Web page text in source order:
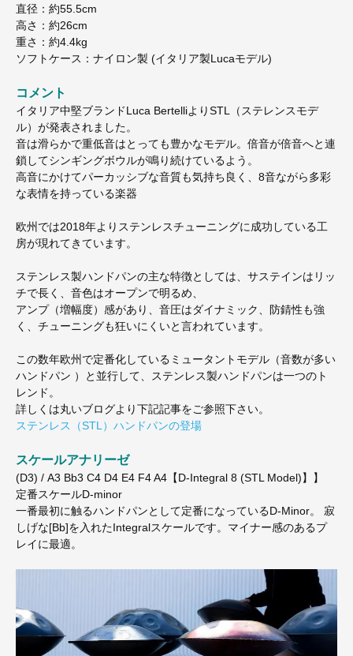
直径：約55.5cm
高さ：約26cm
重さ：約4.4kg
ソフトケース：ナイロン製 (イタリア製Lucaモデル)
コメント
イタリア中堅ブランドLuca BertelliよりSTL（ステレンスモデ
ル）が発表されました。
音は滑らかで重低音はとっても豊かなモデル。倍音が倍音へと連
鎖してシンギングボウルが鳴り続けているよう。
高音にかけてパーカッシブな音質も気持ち良く、8音ながら多彩
な表情を持っている楽器
欧州では2018年よりステンレスチューニングに成功している工
房が現れてきています。
ステンレス製ハンドパンの主な特徴としては、サステインはリッ
チで長く、音色はオープンで明るめ、
アンプ（増幅度）感があり、音圧はダイナミック、防錆性も強
く、チューニングも狂いにくいと言われています。
この数年欧州で定番化しているミュータントモデル（音数が多い
ハンドパン ）と並行して、ステンレス製ハンドパンは一つのト
レンド。
詳しくは丸いブログより下記記事をご参照下さい。
ステンレス（STL）ハンドパンの登場
スケールアナリーゼ
(D3) / A3 Bb3 C4 D4 E4 F4 A4【D-Integral 8 (STL Model)】】
定番スケールD-minor
一番最初に触るハンドパンとして定番になっているD-Minor。 寂
しげな[Bb]を入れたIntegralスケールです。マイナー感のあるプ
レイに最適。